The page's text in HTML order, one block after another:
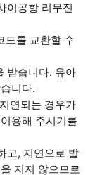
이공항 리무진
드를 교환할 수
받습니다. 유아
니다.
연되는 경우가
용해 주시기를
고, 지연으로 발
지지 않으므로